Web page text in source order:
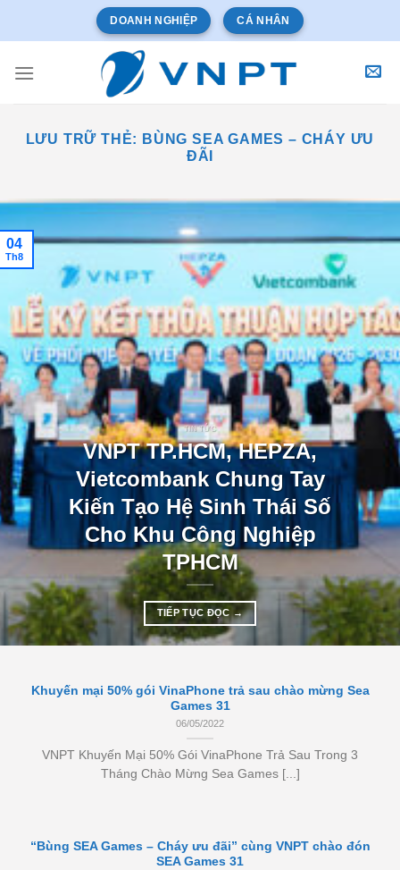
dung
DOANH NGHIỆP CÁ NHÂN
LƯU TRỮ THẺ: BÙNG SEA GAMES – CHÁY ƯU
ĐÃI
TIN TỨC
VNPT TP.HCM, HEPZA,
Vietcombank Chung Tay
Kiến Tạo Hệ Sinh Thái Số
Cho Khu Công Nghiệp
TPHCM
TIẾP TỤC ĐỌC→
04
Th8
Khuyến mại 50% gói VinaPhone trả sau chào mừng Sea
Games 31
06/05/2022
VNPT Khuyến Mại 50% Gói VinaPhone Trả Sau Trong 3
Tháng Chào Mừng Sea Games [...]
“Bùng SEA Games – Cháy ưu đãi” cùng VNPT chào đón
SEA Games 31